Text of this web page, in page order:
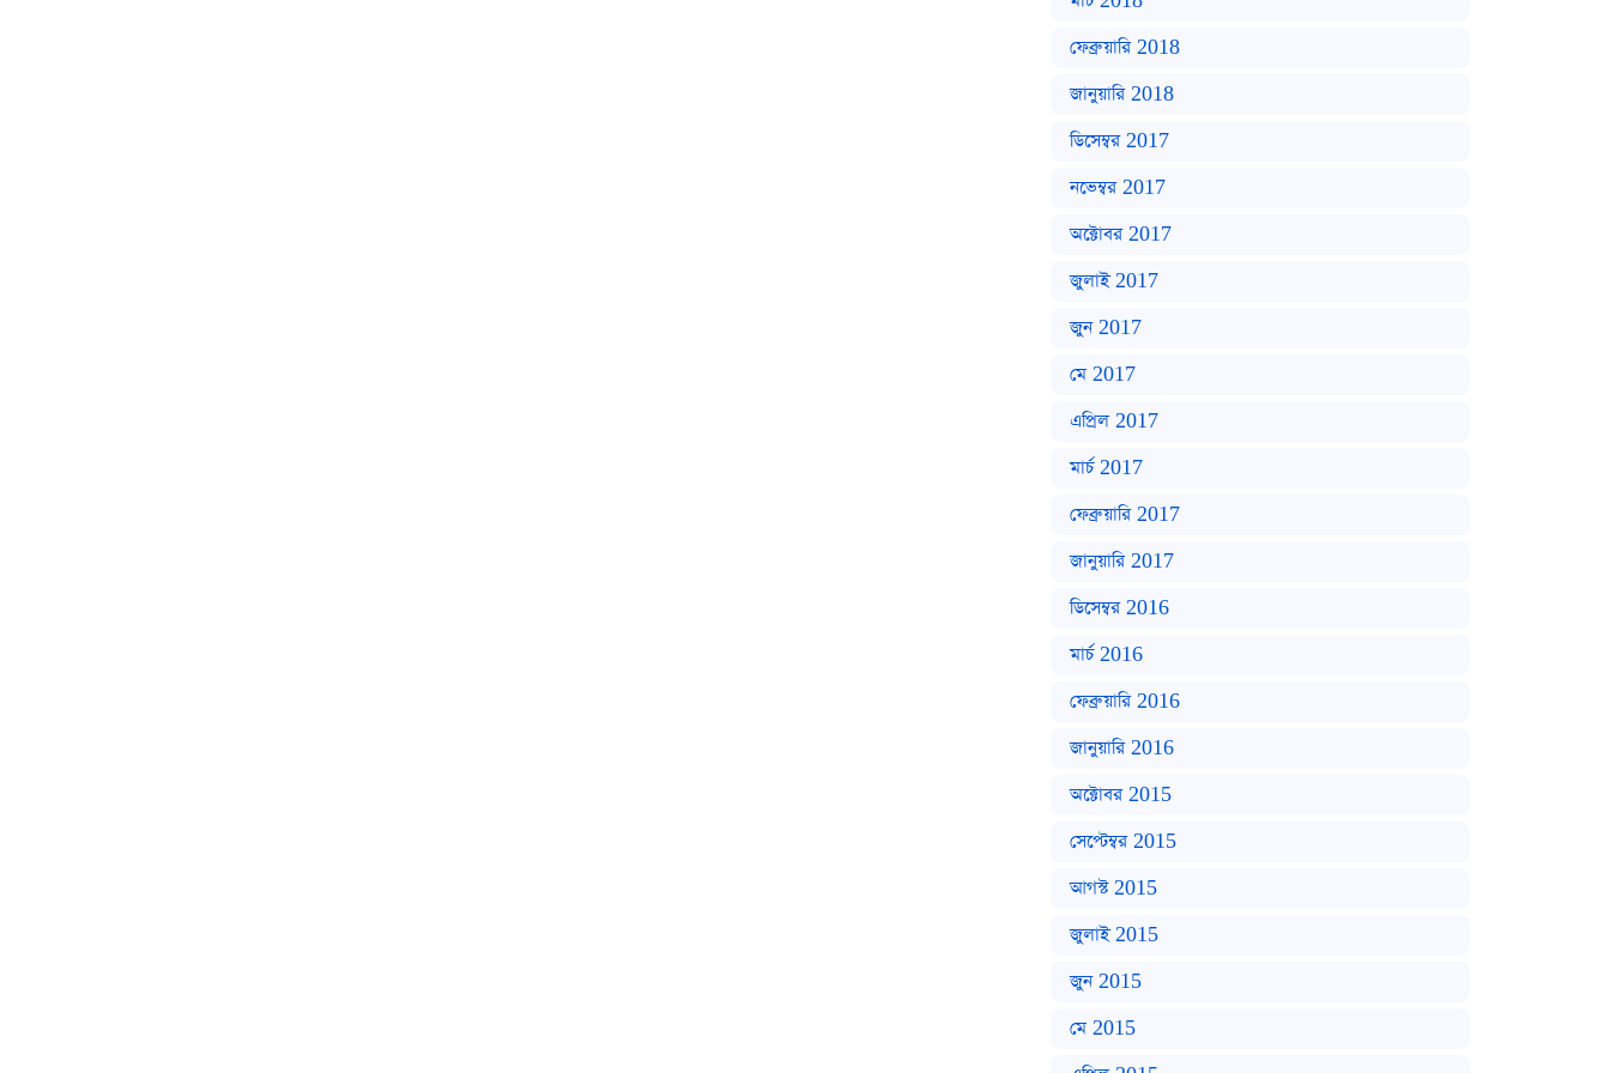
ফেব্রুয়ারি 2018
জানুয়ারি 2018
ডিসেম্বর 2017
নভেম্বর 2017
অক্টোবর 2017
জুলাই 2017
জুন 2017
মে 2017
এপ্রিল 2017
মার্চ 2017
ফেব্রুয়ারি 2017
জানুয়ারি 2017
ডিসেম্বর 2016
মার্চ 2016
ফেব্রুয়ারি 2016
জানুয়ারি 2016
অক্টোবর 2015
সেপ্টেম্বর 2015
আগস্ট 2015
জুলাই 2015
জুন 2015
মে 2015